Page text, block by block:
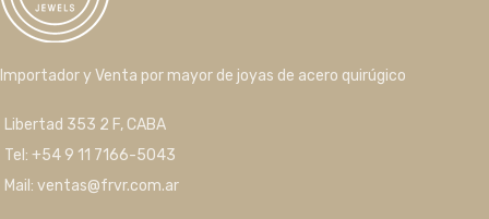
Importador y Venta por mayor de joyas de acero quirúgico
Libertad 353 2 F, CABA
Tel: +54 9 11 7166-5043
Mail: ventas@frvr.com.ar